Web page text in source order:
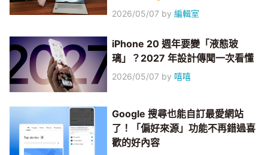
2026/05/07 by編輯室
iPhone 20 週年要變「液態玻
璃」？2027 年設計傳聞一次看懂
2026/05/07 by 嘻嘻
Google 搜尋也能自訂最愛網站
了！「偏好來源」功能不再錯過喜
歡的好內容